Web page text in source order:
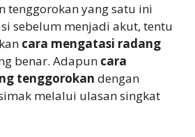
tenggorokan yang satu ini
sebelum menjadi akut, tentu
cara mengatasi radang
benar. Adapun cara
tenggorokan dengan
melalui ulasan singkat